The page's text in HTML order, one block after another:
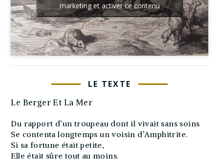
marketing et activer ce contenu
LE TEXTE
Le Berger Et La Mer
Du rapport d’un troupeau dont il vivait sans soins
Se contenta longtemps un voisin d’Amphitrite.
Si sa fortune était petite,
Elle était sûre tout au moins.